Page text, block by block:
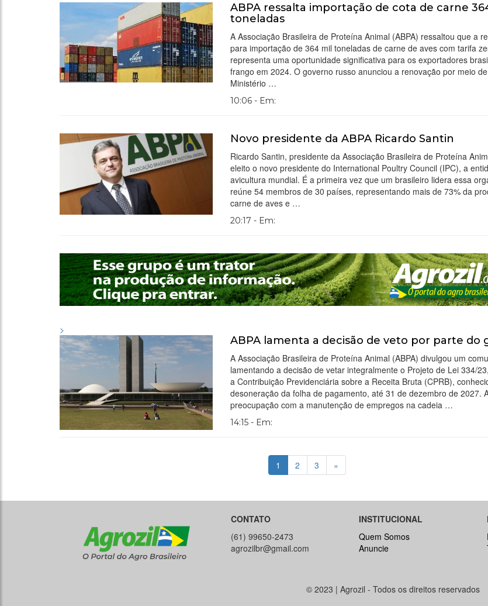
ABPA ressalta importação de cota de carne
toneladas
A Associação Brasileira de Proteína Animal (ABPA) ressaltou que a
para importação de 364 mil toneladas de carne de aves com tarifa
representa uma oportunidade significativa para os exportadores
frango em 2024. O governo russo anunciou a renovação por meio
Ministério …
10:06 - Em:
Novo presidente da ABPA Ricardo Santin
Ricardo Santin, presidente da Associação Brasileira de Proteína
eleito o novo presidente do International Poultry Council (IPC), a
avicultura mundial. É a primeira vez que um brasileiro lidera essa
reúne 54 membros de 30 países, representando mais de 73% da
carne de aves e …
20:17 - Em:
>
ABPA lamenta a decisão de veto por parte do
A Associação Brasileira de Proteína Animal (ABPA) divulgou um
lamentando a decisão de vetar integralmente o Projeto de Lei 334/
a Contribuição Previdenciária sobre a Receita Bruta (CPRB),
desoneração da folha de pagamento, até 31 de dezembro de 2027.
preocupação com a manutenção de empregos na cadeia …
14:15 - Em:
1 2 3 »
CONTATO
(61) 99650-2473
agrozilbr@gmail.com
INSTITUCIONAL
Quem Somos
Anuncie
© 2023 | Agrozil - Todos os direitos reservados